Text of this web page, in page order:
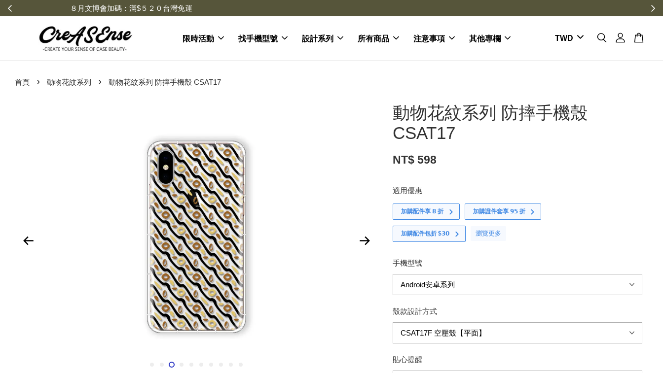
限時活動 找手機型號 設計系列 所有商品 注意事項 其他專欄
首頁 › 動物花紋系列 › 動物花紋系列 防摔手機殼 CSAT17
動物花紋系列 防摔手機殼
CSAT17
NT$ 598
適用優惠
加購配件享 𝟴 折 加購證件套享 𝟵𝟱 折
加購配件包折 $𝟯𝟬 瀏覽更多
手機型號
殼款設計方式
貼心提醒